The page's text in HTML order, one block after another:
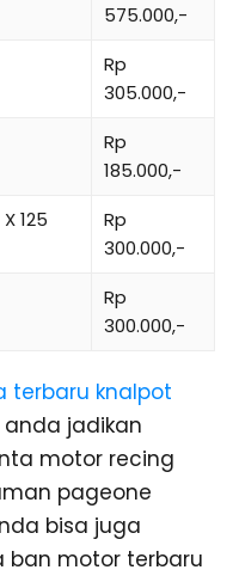
575.000,-
Rp
305.000,-
Rp
185.000,-
125
Rp
300.000,-
Rp
300.000,-
terbaru knalpot
jadikan
motor recing
pageone
bisa juga
ban motor terbaru